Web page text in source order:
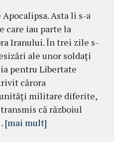
Asta li s-a
care iau parte la
Iranului. În trei zile s-
ale unor soldați
pentru Libertate
cărora
militare diferite,
că războiul
[mai mult]